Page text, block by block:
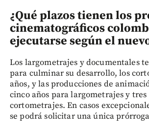
¿Qué plazos tienen los
cinematográficos
ejecutarse según el
Los largometrajes y documentales
para culminar su desarrollo, los
años, y las producciones de
cinco años para largometrajes y tres
cortometrajes. En casos
se podrá solicitar una única